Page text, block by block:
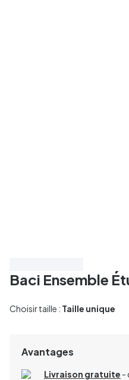
Baci Ensemble
Choisir taille : Taille unique
Avantages
Livraison gratuite -